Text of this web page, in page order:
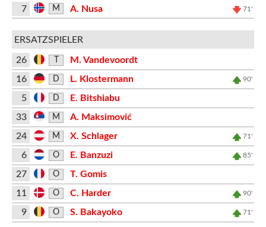
7 M A. Nusa 71'
ERSATZSPIELER
26
M. Vandevoordt
16
D L. Klostermann 90'
5 D
E. Bitshiabu
33
M
A. Maksimović
24
M X. Schlager 71'
6 O E. Banzuzi 85'
27 O
T. Gomis
11
O C. Harder 90'
9 O S. Bakayoko 71'